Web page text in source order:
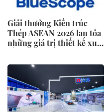
Giải thưởng Kiến trúc
Thép ASEAN 2026 lan tỏa
những giá trị thiết kế xuất